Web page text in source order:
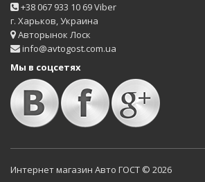
+38 067 933 10 69 Viber
г. Харьков, Украина
Авторынок Лоск
info@avtogost.com.ua
Мы в соцсетях
Интернет магазин Авто ГОСТ © 2026